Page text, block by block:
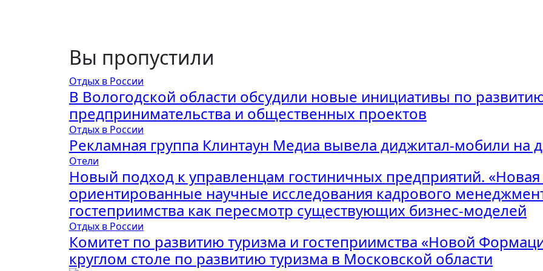
Вы пропустили
Отдых в России
В Вологодской области обсудили новые инициативы по
предпринимательства и общественных проектов
Отдых в России
Рекламная группа Клинтаун Медиа вывела диджитал-мобили на
Отели
Новый подход к управленцам гостиничных предприятий.
ориентированные научные исследования кадрового
гостеприимства как пересмотр существующих бизнес-моделей
Отдых в России
Комитет по развитию туризма и гостеприимства «Новой
круглом столе по развитию туризма в Московской области